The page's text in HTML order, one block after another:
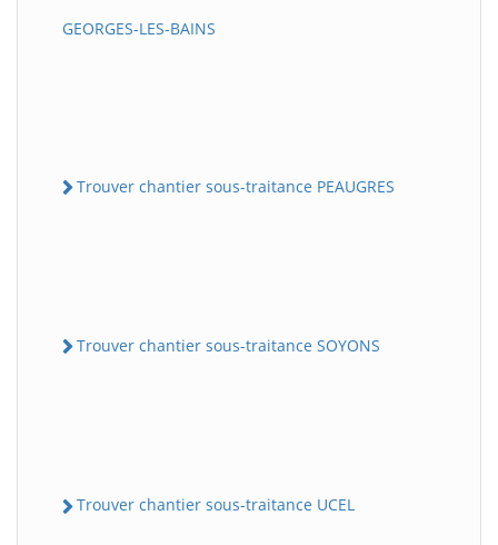
GEORGES-LES-BAINS
Trouver chantier sous-traitance PEAUGRES
Trouver chantier sous-traitance SOYONS
Trouver chantier sous-traitance UCEL